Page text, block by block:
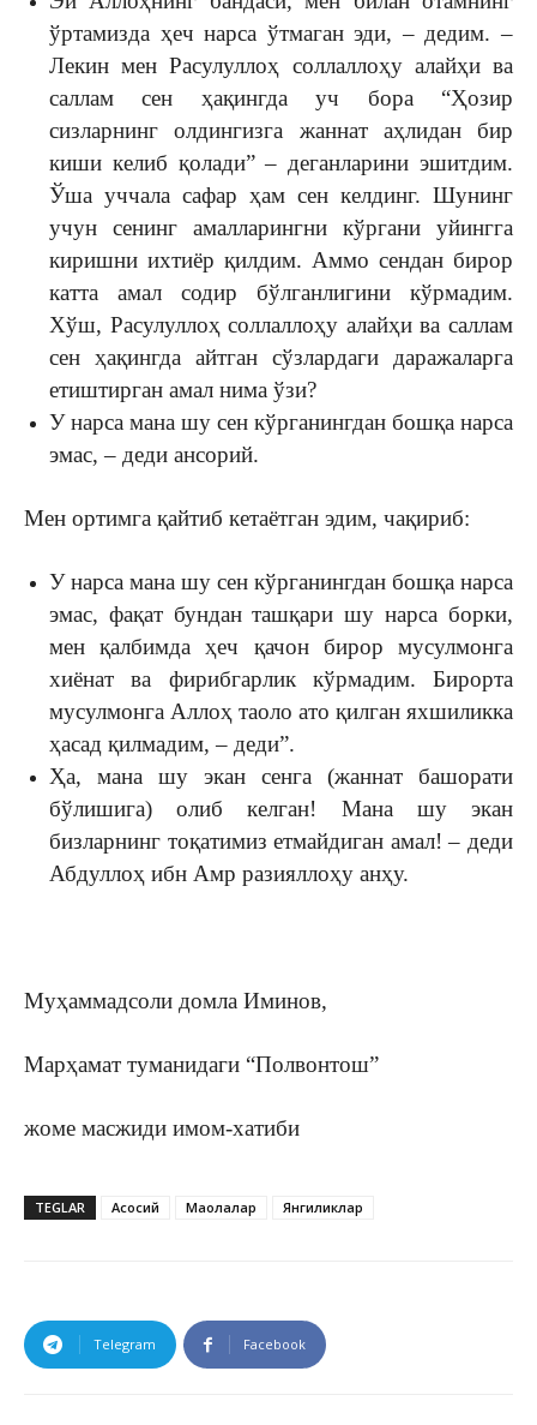
ўртамизда ҳеч нарса ўтмаган эди, – дедим. –
Лекин мен Расулуллоҳ соллаллоҳу алайҳи ва
саллам сен ҳақингда уч бора “Ҳозир
сизларнинг олдингизга жаннат аҳлидан бир
киши келиб қолади” – деганларини эшитдим.
Ўша уччала сафар ҳам сен келдинг. Шунинг
учун сенинг амалларингни кўргани уйингга
киришни ихтиёр қилдим. Аммо сендан бирор
катта амал содир бўлганлигини кўрмадим.
Хўш, Расулуллоҳ соллаллоҳу алайҳи ва саллам
сен ҳақингда айтган сўзлардаги даражаларга
етиштирган амал нима ўзи?
У нарса мана шу сен кўрганингдан бошқа нарса
эмас, – деди ансорий.
Мен ортимга қайтиб кетаётган эдим, чақириб:
У нарса мана шу сен кўрганингдан бошқа нарса
эмас, фақат бундан ташқари шу нарса борки,
мен қалбимда ҳеч қачон бирор мусулмонга
хиёнат ва фирибгарлик кўрмадим. Бирорта
мусулмонга Аллоҳ таоло ато қилган яхшиликка
ҳасад қилмадим, – деди”.
Ҳа, мана шу экан сенга (жаннат башорати
бўлишига) олиб келган! Мана шу экан
бизларнинг тоқатимиз етмайдиган амал! – деди
Абдуллоҳ ибн Амр разияллоҳу анҳу.
Муҳаммадсоли домла Иминов,
Марҳамат туманидаги “Полвонтош”
жоме масжиди имом-хатиби
TEGLAR Асосий Мақолалар Янгиликлар
Telegram Facebook